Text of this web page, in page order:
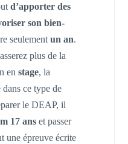
d’apporter des
son bien-
seulement un an.
plus de la
en stage, la
ce type de
le DEAP, il
17 anset passer
une épreuve écrite